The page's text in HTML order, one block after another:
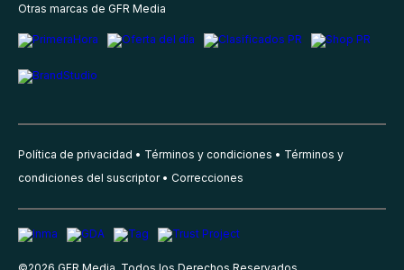
Otras marcas de GFR Media
Política de privacidad Términos y condiciones
Términos y
condiciones del suscriptor
Correcciones